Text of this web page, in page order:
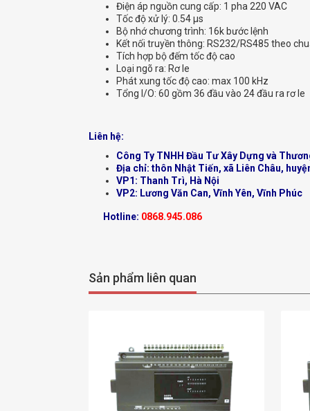
Điện áp nguồn cung cấp: 1 pha 220 VAC
Tốc độ xử lý: 0.54 µs
Bộ nhớ chương trình: 16k bước lệnh
Kết nối truyền thông: RS232/RS485 theo
Tích hợp bộ đếm tốc độ cao
Loại ngõ ra: Rơ le
Phát xung tốc độ cao: max 100 kHz
Tổng I/O: 60 gồm 36 đầu vào 24 đầu ra rơ le
Liên hệ:
Công Ty TNHH Đầu Tư Xây Dựng và
Địa chỉ: thôn Nhật Tiến, xã Liên Châu,
VP1: Thanh Trì, Hà Nội
VP2: Lương Văn Can, Vĩnh Yên, Vĩnh Phúc
Hotline: 0868.945.086
Sản phẩm liên quan